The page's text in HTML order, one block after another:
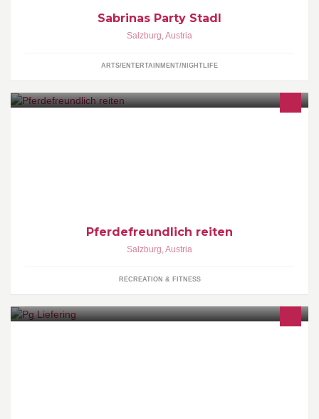
Sabrinas Party Stadl
Salzburg,Austria
ARTS/ENTERTAINMENT/NIGHTLIFE
Pferdefreundlich reiten
Salzburg,Austria
RECREATION & FITNESS